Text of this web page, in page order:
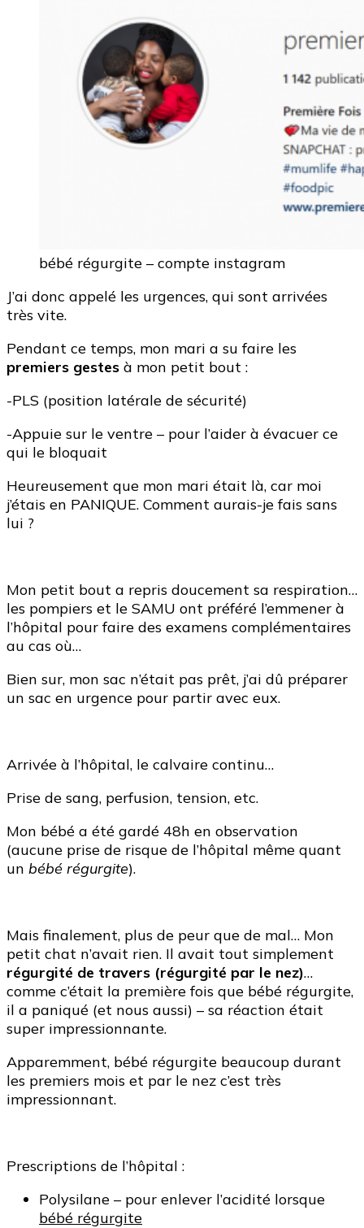
bébé régurgite – compte instagram
J’ai donc appelé les urgences, qui sont arrivées
très vite.
Pendant ce temps, mon mari a su faire les
premiers gestes à mon petit bout :
-PLS (position latérale de sécurité)
-Appuie sur le ventre – pour l’aider à évacuer ce
qui le bloquait
Heureusement que mon mari était là, car moi
j’étais en PANIQUE. Comment aurais-je fais sans
lui ?
Mon petit bout a repris doucement sa respiration…
les pompiers et le SAMU ont préféré l’emmener à
l’hôpital pour faire des examens complémentaires
au cas où…
Bien sur, mon sac n’était pas prêt, j’ai dû préparer
un sac en urgence pour partir avec eux.
Arrivée à l’hôpital, le calvaire continu…
Prise de sang, perfusion, tension, etc.
Mon bébé a été gardé 48h en observation
(aucune prise de risque de l’hôpital même quant
un bébé régurgite).
Mais finalement, plus de peur que de mal… Mon
petit chat n’avait rien. Il avait tout simplement
régurgité de travers (régurgité par le nez)…
comme c’était la première fois que bébé régurgite,
il a paniqué (et nous aussi) – sa réaction était
super impressionnante.
Apparemment, bébé régurgite beaucoup durant
les premiers mois et par le nez c’est très
impressionnant.
Prescriptions de l’hôpital :
Polysilane – pour enlever l’acidité lorsque
bébé régurgite